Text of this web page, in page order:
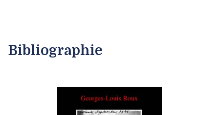
Bibliographie